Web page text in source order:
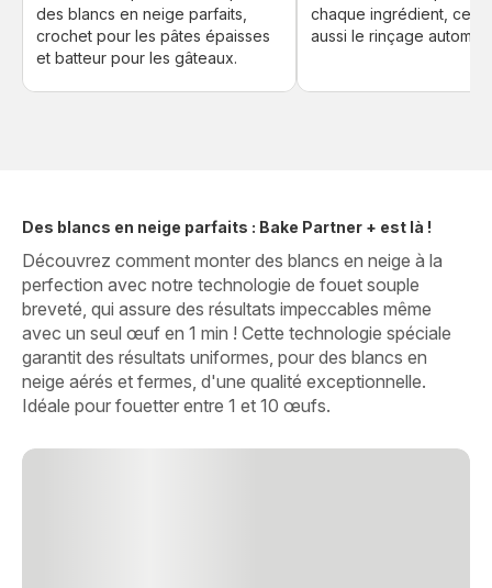
des blancs en neige parfaits,
crochet pour les pâtes épaisses
et batteur pour les gâteaux.
chaque ingrédient, ce
aussi le rinçage
Des blancs en neige parfaits : Bake Partner + est là !
Découvrez comment monter des blancs en neige à la
perfection avec notre technologie de fouet souple
breveté, qui assure des résultats impeccables même
avec un seul œuf en 1 min ! Cette technologie spéciale
garantit des résultats uniformes, pour des blancs en
neige aérés et fermes, d'une qualité exceptionnelle.
Idéale pour fouetter entre 1 et 10 œufs.